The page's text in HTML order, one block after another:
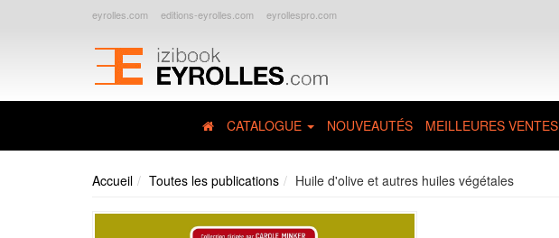
eyrolles.com editions-eyrolles.com eyrollespro.com
CATALOGUE NOUVEAUTÉS MEILLEURES VENTES
Accueil Toutes les publications Huile d'olive et autres huiles végétales